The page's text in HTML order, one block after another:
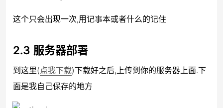
这个只会出现一次,用记事本或者什么的记住
2.3 服务器部署
到这里(点我下载)下载好之后,上传到你的服务器上面.下
面是我自己保存的地方